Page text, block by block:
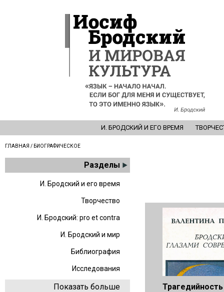
И. БРОДСКИЙ И ЕГО ВРЕМЯ
ГЛАВНАЯ / БИОГРАФИЧЕСКОЕ
Разделы
И. Бродский и его время
Творчество
И. Бродский: pro et contra
И. Бродский и мир
Библиография
Исследования
Показать больше
Трагедийность